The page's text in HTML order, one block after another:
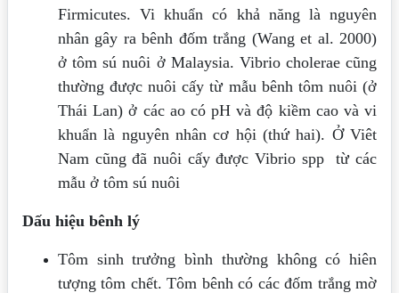
Firmicutes. Vi khuẩn có khả năng là nguyên
nhân gây ra bênh đốm trắng (Wang et al. 2000)
ở tôm sú nuôi ở Malaysia. Vibrio cholerae cũng
thường được nuôi cấy từ mẫu bênh tôm nuôi (ở
Thái Lan) ở các ao có pH và độ kiềm cao và vi
khuẩn là nguyên nhân cơ hội (thứ hai). Ở Viêt
Nam cũng đã nuôi cấy được Vibrio spp từ các
mẫu ở tôm sú nuôi
Dấu hiệu bênh lý
Tôm sinh trưởng bình thường không có hiên
tượng tôm chết. Tôm bênh có các đốm trắng mờ